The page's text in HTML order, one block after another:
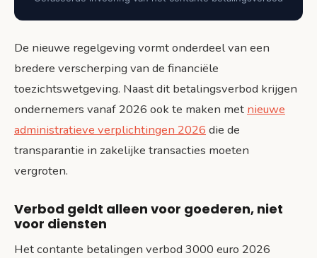
De nieuwe regelgeving vormt onderdeel van een
bredere verscherping van de financiële
toezichtswetgeving. Naast dit betalingsverbod krijgen
ondernemers vanaf 2026 ook te maken met nieuwe
administratieve verplichtingen 2026 die de
transparantie in zakelijke transacties moeten
vergroten.
Verbod geldt alleen voor goederen, niet
voor diensten
Het contante betalingen verbod 3000 euro 2026